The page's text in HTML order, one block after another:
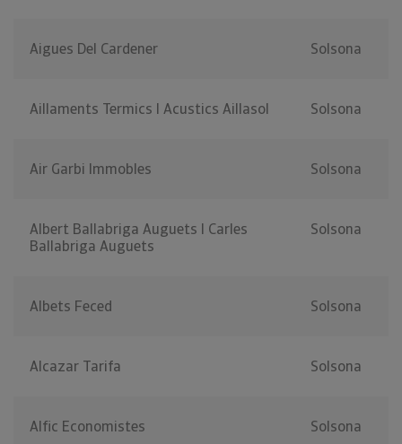
Aigues Del Cardener Solsona
Aillaments Termics I Acustics Aillasol Solsona
Air Garbi Immobles Solsona
Albert Ballabriga Auguets I Carles
Ballabriga Auguets
Solsona
Albets Feced Solsona
Alcazar Tarifa Solsona
Alfic Economistes Solsona